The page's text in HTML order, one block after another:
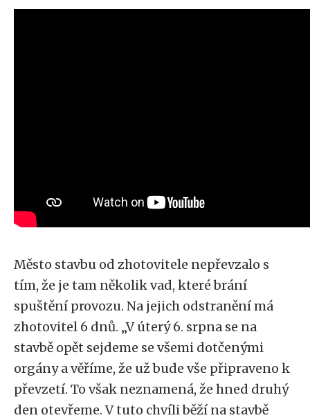
Město stavbu od zhotovitele nepřevzalo s
tím, že je tam několik vad, které brání
spuštění provozu. Na jejich odstranění má
zhotovitel 6 dnů. „V úterý 6. srpna se na
stavbě opět sejdeme se všemi dotčenými
orgány a věříme, že už bude vše připraveno k
převzetí. To však neznamená, že hned druhý
den otevřeme. V tuto chvíli běží na stavbě